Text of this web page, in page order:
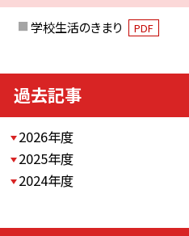
学校生活のきまり PDF
過去記事
2026年度
2025年度
2024年度